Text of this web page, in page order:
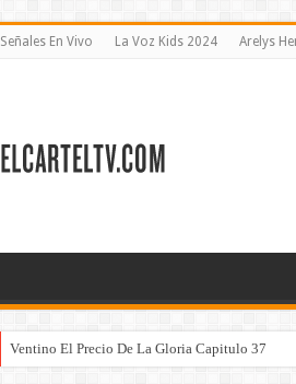
Señales En Vivo La Voz Kids 2024 Arelys
Ventino El Precio De La Gloria Capitulo 37